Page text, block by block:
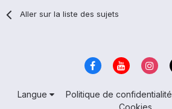
Aller sur la liste des sujets
Langue Politique de confidentialité
Cookies